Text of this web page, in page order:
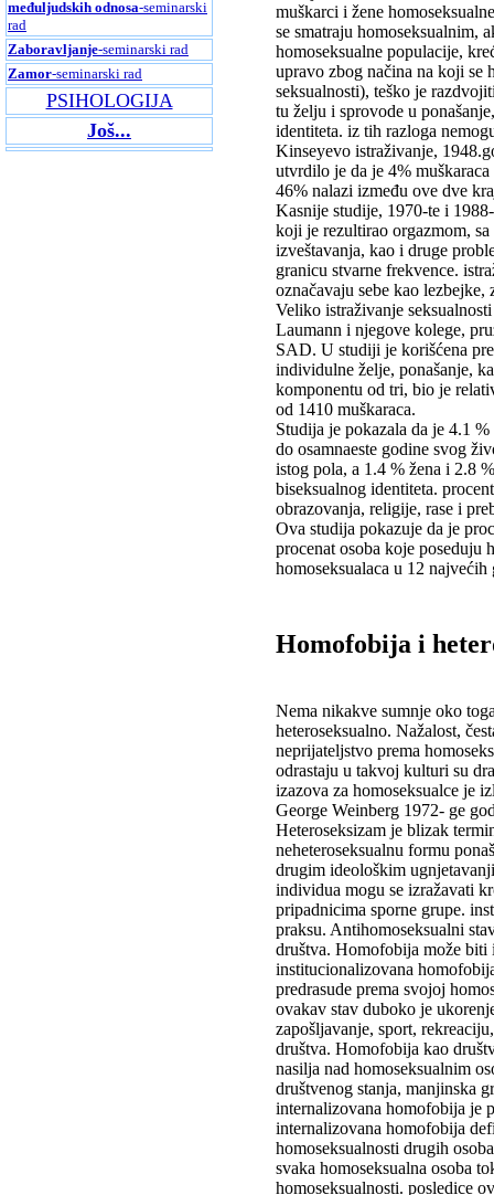
međuljudskih odnosa-seminarski
rad
Zaboravljanje-seminarski rad
Zamor-seminarski rad
PSIHOLOGIJA
Još...
muškarci i žene
se smatraju homoseksualnim,
homoseksualne populacije,
upravo zbog načina na koji se
seksualnosti), teško je
tu želju i sprovode u
identiteta. iz tih razloga
Kinseyevo istraživanje,
utvrdilo je da je 4%
46% nalazi između ove dve
Kasnije studije, 1970-te i
koji je rezultirao orgazmom,
izveštavanja, kao i druge
granicu stvarne frekvence.
označavaju sebe kao
Veliko istraživanje
Laumann i njegove kolege,
SAD. U studiji je korišćena
individulne želje, ponašanje,
komponentu od tri, bio je
od 1410 muškaraca.
Studija je pokazala da je 4.1
do osamnaeste godine svog
istog pola, a 1.4 % žena i 2.8
biseksualnog identiteta.
obrazovanja, religije, rase i
Ova studija pokazuje da je
procenat osoba koje poseduju
homoseksualaca u 12
Homofobija i
Nema nikakve sumnje oko
heteroseksualno. Nažalost,
neprijateljstvo prema
odrastaju u takvoj kulturi su
izazova za homoseksualce je
George Weinberg 1972- ge
Heteroseksizam je blizak
neheteroseksualnu formu
drugim ideološkim
individua mogu se izražavati
pripadnicima sporne grupe.
praksu. Antihomoseksualni
društva. Homofobija može biti
institucionalizovana
predrasude prema svojoj
ovakav stav duboko je
zapošljavanje, sport,
društva. Homofobija kao
nasilja nad homoseksualnim
društvenog stanja, manjinska
internalizovana homofobija je
internalizovana homofobija
homoseksualnosti drugih
svaka homoseksualna osoba
homoseksualnosti. posledice